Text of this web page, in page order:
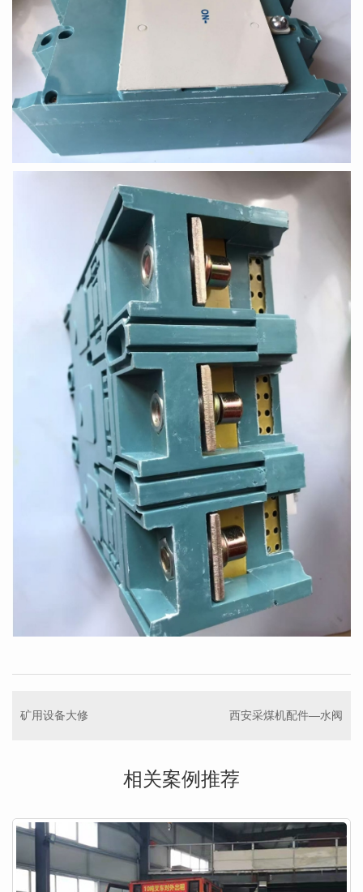
矿用设备大修 西安采煤机配件—水阀
相关案例推荐